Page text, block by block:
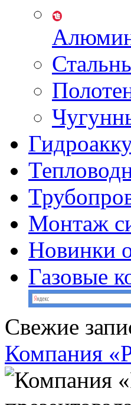
Монтаж
Новинки
Газовые
Свежие
Компания